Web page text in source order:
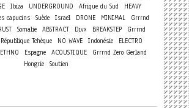
Ibiza UNDERGROUND Afrique du Sud
HEAVY
capucins Suède Israel DRONE MINIMAL
Grrrnd
Somalie ABSTRACT Divx BREAKSTEP
Grrrnd
République Tchèque NO WAVE Indonésie
ELECTRO
ETHNO Espagne ACOUSTIQUE
Grrrnd Zero Gerland
Hongrie
Soutien